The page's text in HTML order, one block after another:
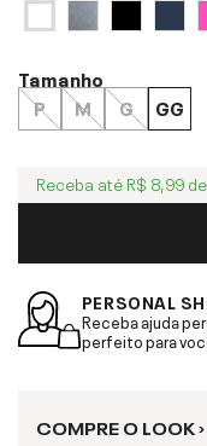
Tamanho
P
M G GG
Receba até R$ 8,99
PERSONAL
Receba ajuda
perfeito para
COMPRE O LOOK ›